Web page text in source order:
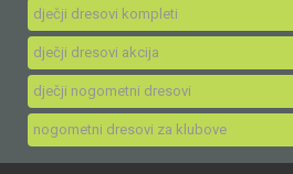
dječji dresovi kompleti
dječji dresovi akcija
dječji nogometni dresovi
nogometni dresovi za klubove